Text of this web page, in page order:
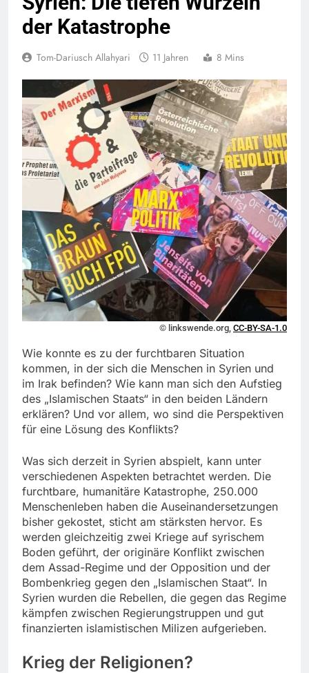
der Katastrophe
Tom-Dariusch Allahyari 11 Jahren 8 Mins
© linkswende.org, CC-BY-SA-1.0
Wie konnte es zu der furchtbaren Situation
kommen, in der sich die Menschen in Syrien und
im Irak befinden? Wie kann man sich den Aufstieg
des „Islamischen Staats“ in den beiden Ländern
erklären? Und vor allem, wo sind die Perspektiven
für eine Lösung des Konflikts?
Was sich derzeit in Syrien abspielt, kann unter
verschiedenen Aspekten betrachtet werden. Die
furchtbare, humanitäre Katastrophe, 250.000
Menschenleben haben die Auseinandersetzungen
bisher gekostet, sticht am stärksten hervor. Es
werden gleichzeitig zwei Kriege auf syrischem
Boden geführt, der originäre Konflikt zwischen
dem Assad-Regime und der Opposition und der
Bombenkrieg gegen den „Islamischen Staat“. In
Syrien wurden die Rebellen, die gegen das Regime
kämpfen zwischen Regierungstruppen und gut
finanzierten islamistischen Milizen aufgerieben.
Krieg der Religionen?